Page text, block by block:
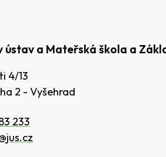
ústav a Mateřská škola a
4/13
2 - Vyšehrad
233